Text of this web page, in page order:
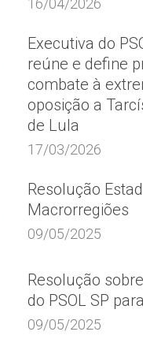
16/04/2026
Executiva do
reúne e define
combate à
oposição a
de Lula
17/03/2026
Resolução
Macrorregiões
09/05/2025
Resolução
do PSOL SP
09/05/2025